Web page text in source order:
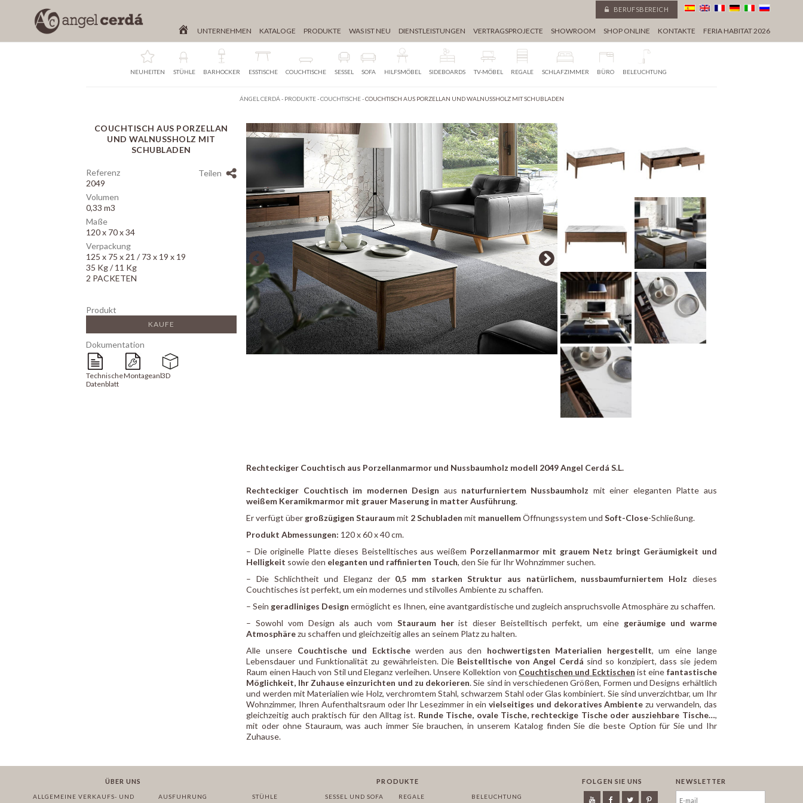
BERUFSBEREICH
UNTERNEHMEN KATALOGE PRODUKTE WAS IST NEU DIENSTLEISTUNGEN VERTRAGSPROJECTE SHOWROOM SHOP ONLINE KONTAKTE FERIA HABITAT 2026
NEUHEITEN STÜHLE BARHOCKER ESSTISCHE COUCHTISCHE SESSEL SOFA HILFSMÖBEL SIDEBOARDS TV-MÖBEL REGALE SCHLAFZIMMER BÜRO BELEUCHTUNG
ÁNGEL CERDÁ - PRODUKTE-COUCHTISCHE-COUCHTISCH AUS PORZELLAN UND WALNUSSHOLZ MIT SCHUBLADEN
COUCHTISCH AUS PORZELLAN
UND WALNUSSHOLZ MIT
SCHUBLADEN
Referenz
2049
Volumen
0,33 m3
Maße
120 x 70 x 34
Verpackung
125 x 75 x 21 / 73 x 19 x 19
35 Kg / 11 Kg
2 PACKETEN
Teilen
Produkt
KAUFE
Dokumentation
Technisches
Datenblatt
Montageanleitung
3D
Array
Rechteckiger Couchtisch aus Porzellanmarmor und Nussbaumholz modell 2049 Angel Cerdá S.L.
Rechteckiger Couchtisch im modernen Design aus naturfurniertem Nussbaumholz mit einer eleganten Platte aus
weißem Keramikmarmor mit grauer Maserung in matter Ausführung.
Er verfügt über großzügigen Stauraummit 2 Schubladen mit manuellemÖffnungssystem undSoft-Close-Schließung.
Produkt Abmessungen: 120 x 60 x 40 cm.
– Die originelle Platte dieses Beistelltisches aus weißem Porzellanmarmor mit grauem Netz bringt Geräumigkeit und
Helligkeit sowie den eleganten und raffinierten Touch, den Sie für Ihr Wohnzimmer suchen.
– Die Schlichtheit und Eleganz der 0,5 mm starken Struktur aus natürlichem, nussbaumfurniertem Holz dieses
Couchtisches ist perfekt, um ein modernes und stilvolles Ambiente zu schaffen.
– Sein geradliniges Designermöglicht es Ihnen, eine avantgardistische und zugleich anspruchsvolle Atmosphäre zu schaffen.
– Sowohl vom Design als auch vom Stauraum herist dieser Beistelltisch perfekt, um eine geräumige und warme
Atmosphärezu schaffen und gleichzeitig alles an seinem Platz zu halten.
Alle unsere Couchtische und Ecktischewerden aus den hochwertigsten Materialien hergestellt, um eine lange
Lebensdauer und Funktionalität zu gewährleisten. Die Beistelltische von Angel Cerdá sind so konzipiert, dass sie jedem
Raum einen Hauch von Stil und Eleganz verleihen. Unsere Kollektion von Couchtischen und Ecktischen ist eine fantastische
Möglichkeit, Ihr Zuhause einzurichten und zu dekorieren. Sie sind in verschiedenen Größen, Formen und Designs erhältlich
und werden mit Materialien wie Holz, verchromtem Stahl, schwarzem Stahl oder Glas kombiniert. Sie sind unverzichtbar, um Ihr
Wohnzimmer, Ihren Aufenthaltsraum oder Ihr Lesezimmer in einvielseitiges und dekoratives Ambiente zu verwandeln, das
gleichzeitig auch praktisch für den Alltag ist. Runde Tische, ovale Tische, rechteckige Tische oder ausziehbare Tische…,
mit oder ohne Stauraum, was auch immer Sie brauchen, in unserem Katalog finden Sie die beste Option für Sie und Ihr
Zuhause.
ÜBER UNS
ALLGEMEINE VERKAUFS- UND AUSFUHRUNG
PRODUKTE
STÜHLE SESSEL UND SOFA REGALE BELEUCHTUNG
FOLGEN SIE UNS NEWSLETTER